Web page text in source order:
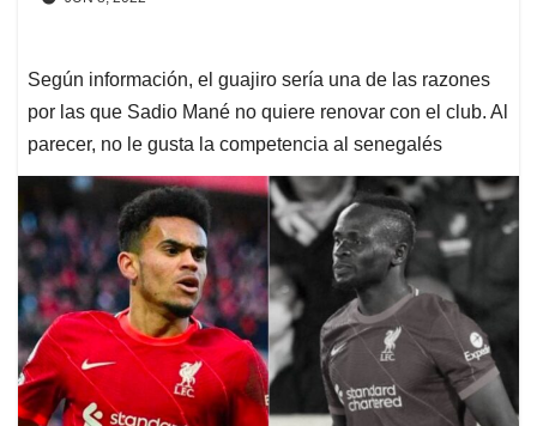
Según información, el guajiro sería una de las razones
por las que Sadio Mané no quiere renovar con el club. Al
parecer, no le gusta la competencia al senegalés